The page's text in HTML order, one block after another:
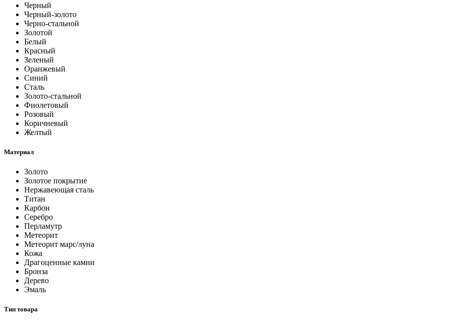
Черный
Черный-золото
Черно-стальной
Золотой
Белый
Красный
Зеленый
Оранжевый
Синий
Сталь
Золото-стальной
Фиолетовый
Розовый
Коричневый
Желтый
Материал
Золото
Золотое покрытие
Нержавеющая сталь
Титан
Карбон
Серебро
Перламутр
Метеорит
Метеорит марс/луна
Кожа
Драгоценные камни
Бронза
Дерево
Эмаль
Тип товара